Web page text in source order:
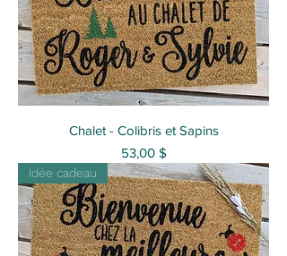
Chalet - Colibris et Sapins
Prix
53,00 $
Idée cadeau